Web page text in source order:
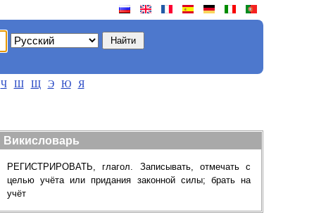
Ч Ш Щ Э Ю Я
Викисловарь
РЕГИСТРИРОВАТЬ, глагол. Записывать, отмечать с
целью учёта или придания законной силы; брать на
учёт